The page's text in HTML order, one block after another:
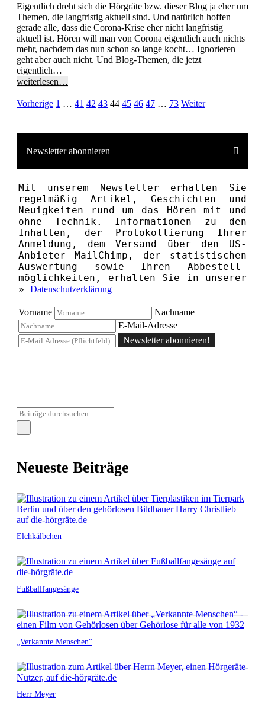
Eigentlich dreht sich die Hörgräte bzw. dieser Blog ja eher um
Themen, die langfristig aktuell sind. Und natürlich hoffen
gerade alle, dass die Corona-Krise eher nicht langfristig
aktuell ist. Hören will man von Corona eigentlich auch nichts
mehr, nachdem das nun schon so lange kocht… Ignorieren
geht aber auch nicht. Und Blog-Themen, die jetzt
eigentlich…
weiterlesen…
Vorherige 1 … 41 42 43 44 45 46 47 … 73 Weiter
Newsletter abonnieren
Mit unserem News­letter erhalten Sie
regelmäßig Artikel, Geschichten und
Neuigkeiten rund um das Hören mit und
ohne Technik. Informationen zu den
Inhalten, der Proto­kollierung Ihrer
Anmeldung, dem Versand über den US-
Anbieter MailChimp, der statistischen
Aus­wertung sowie Ihren Ab­bestell­­
möglichkeiten, erhalten Sie in unserer
» Datenschutzerklärung
Vorname
Nachname
E-Mail-Adresse
Newsletter abonnieren!
Neueste Beiträge
Elchkälbchen
Fußballfangesänge
„Verkannte Menschen“
Herr Meyer